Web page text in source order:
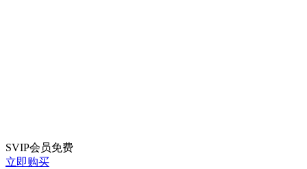
SVIP会员免费
立即购买